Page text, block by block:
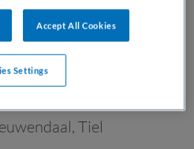
op Medische
in zorg en welzijn
, Tiel
Accept All Cookies
Settings